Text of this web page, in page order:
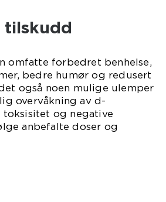
tilskudd
omfatte forbedret benhelse,
bedre humør og redusert
også noen mulige ulemper
overvåkning av d-
toksisitet og negative
anbefalte doser og